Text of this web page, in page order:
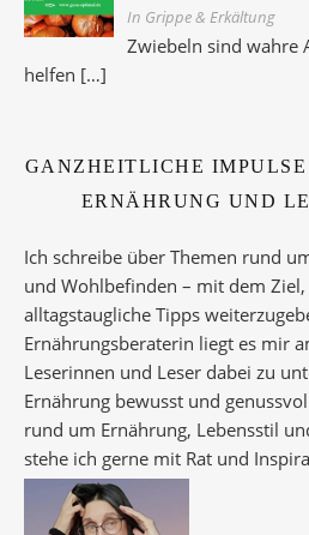
In Grippe & Erkältung
Zwiebeln sind wahre
helfen […]
GANZHEITLICHE
ERNÄHRUNG UND
Ich schreibe über Themen rund
und Wohlbefinden – mit dem
alltagstaugliche Tipps
Ernährungsberaterin liegt es mir
Leserinnen und Leser dabei zu
Ernährung bewusst und
rund um Ernährung, Lebensstil
stehe ich gerne mit Rat und